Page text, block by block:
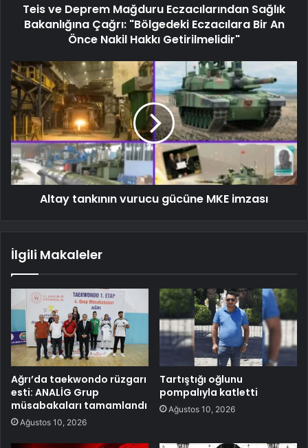
Teis ve Deprem Mağduru Eczacılarından Sağlık
Bakanlığına Çağrı: "Bölgedeki Eczacılara Bir An
Önce Nakil Hakkı Getirilmelidir"
Altay tankının vurucu gücüne MKE imzası
İlgili Makaleler
Ağrı’da taekwondo rüzgarı
esti: ANALİG Grup
müsabakaları tamamlandı
Ağustos 10, 2026
Tartıştığı oğlunu
pompalıyla katletti
Ağustos 10, 2026